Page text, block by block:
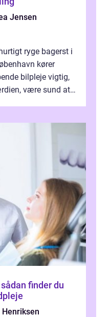
Jensen
ryge bagerst i
kører
bilpleje vigtig,
være sund at
Henriksen